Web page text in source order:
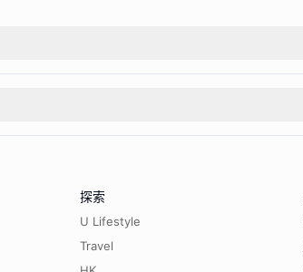
探索
U Lifestyle
Travel